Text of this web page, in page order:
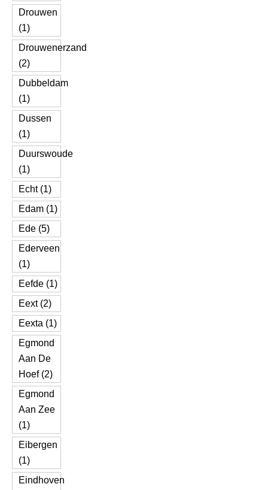
Drouwen
(1)
Drouwenerzand
(2)
Dubbeldam
(1)
Dussen
(1)
Duurswoude
(1)
Echt (1)
Edam (1)
Ede (5)
Ederveen
(1)
Eefde (1)
Eext (2)
Eexta (1)
Egmond
Aan De
Hoef (2)
Egmond
Aan Zee
(1)
Eibergen
(1)
Eindhoven